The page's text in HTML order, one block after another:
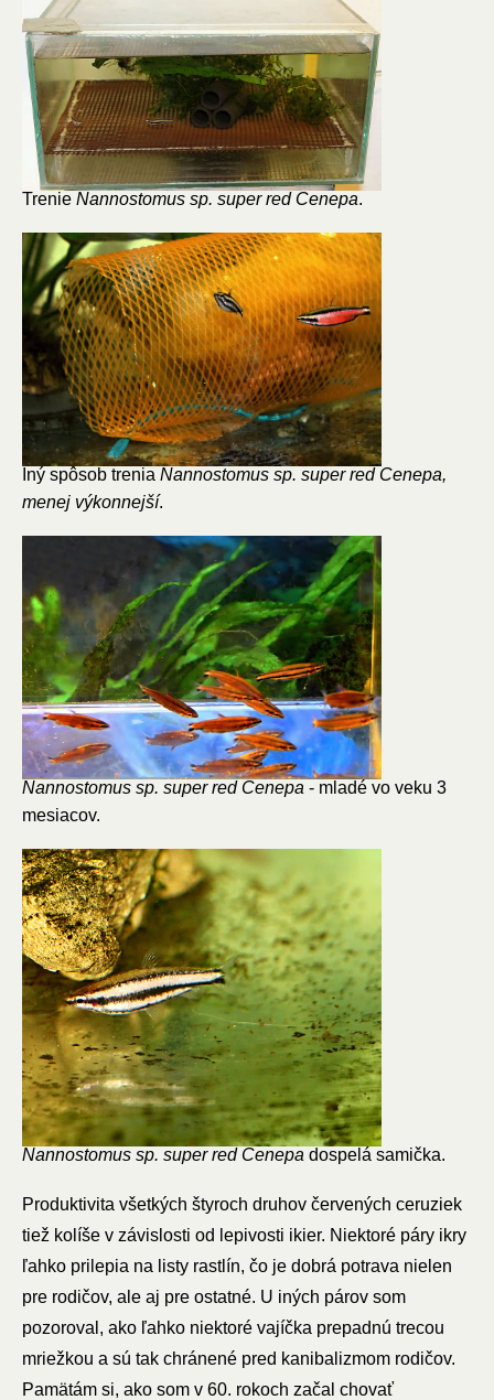
Trenie Nannostomus sp. super red Cenepa.
Iný spôsob trenia Nannostomus sp. super red Cenepa,
menej výkonnejší.
Nannostomus sp. super red Cenepa - mladé vo veku 3
mesiacov.
Nannostomus sp. super red Cenepa dospelá samička.
Produktivita všetkých štyroch druhov červených ceruziek
tiež kolíše v závislosti od lepivosti ikier. Niektoré páry ikry
ľahko prilepia na listy rastlín, čo je dobrá potrava nielen
pre rodičov, ale aj pre ostatné. U iných párov som
pozoroval, ako ľahko niektoré vajíčka prepadnú trecou
mriežkou a sú tak chránené pred kanibalizmom rodičov.
Pamätám si, ako som v 60. rokoch začal chovať